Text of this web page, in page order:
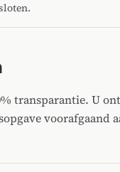
transparantie. U
voorafgaand